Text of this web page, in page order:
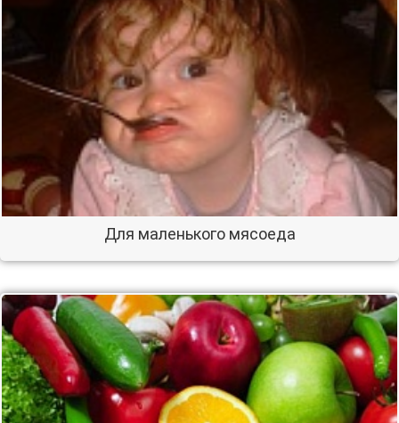
Для маленького мясоеда